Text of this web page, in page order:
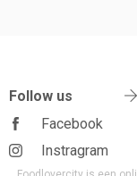
Follow us
Facebook
Instragram